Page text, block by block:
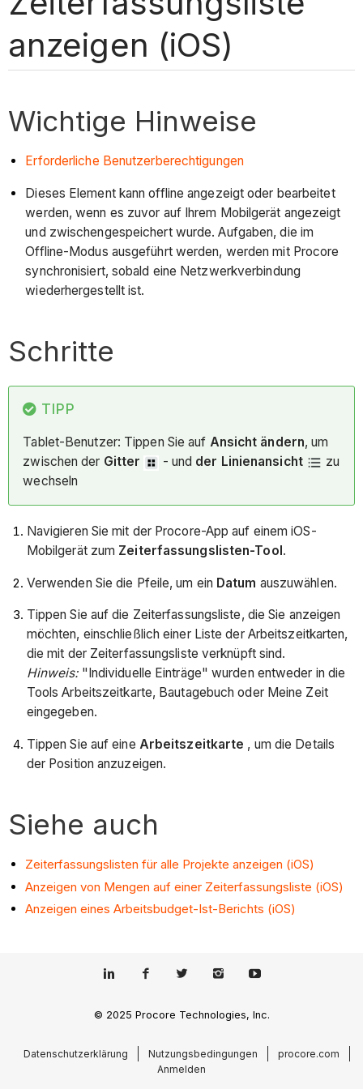
anzeigen (iOS)
Wichtige Hinweise
Erforderliche Benutzerberechtigungen
Dieses Element kann offline angezeigt oder bearbeitet
werden, wenn es zuvor auf Ihrem Mobilgerät angezeigt
und zwischengespeichert wurde. Aufgaben, die im
Offline-Modus ausgeführt werden, werden mit Procore
synchronisiert, sobald eine Netzwerkverbindung
wiederhergestellt ist.
Schritte
TIPP
Tablet-Benutzer: Tippen Sie auf Ansicht ändern, um
zwischen der Gitter - und der Linienansicht
zu
wechseln
Navigieren Sie mit der Procore-App auf einem iOS-
Mobilgerät zum Zeiterfassungslisten-Tool .
Verwenden Sie die Pfeile, um ein Datum auszuwählen.
Tippen Sie auf die Zeiterfassungsliste, die Sie anzeigen
möchten, einschließlich einer Liste der Arbeitszeitkarten,
die mit der Zeiterfassungsliste verknüpft sind.
Hinweis:"Individuelle Einträge" wurden entweder in die
Tools Arbeitszeitkarte, Bautagebuch oder Meine Zeit
eingegeben.
Tippen Sie auf eine Arbeitszeitkarte , um die Details
der Position anzuzeigen.
Siehe auch
Zeiterfassungslisten für alle Projekte anzeigen (iOS)
Anzeigen von Mengen auf einer Zeiterfassungsliste (iOS)
Anzeigen eines Arbeitsbudget-Ist-Berichts (iOS)
© 2025 Procore Technologies, Inc.
Datenschutzerklärung Nutzungsbedingungen
procore.com
Anmelden